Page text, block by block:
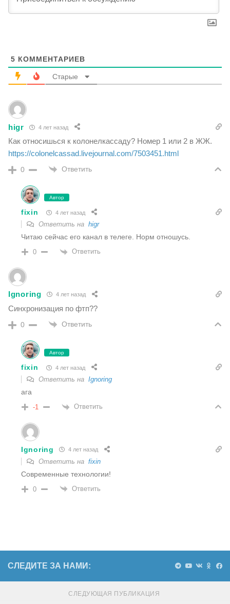
5 КОММЕНТАРИЕВ
Старые
higr 4 лет назад
Как относишься к колонелкассаду? Номер 1 или 2 в ЖЖ.
https://colonelcassad.livejournal.com/7503451.html
0 Ответить
Автор
fixin 4 лет назад
Ответить на higr
Читаю сейчас его канал в телеге. Норм отношусь.
0 Ответить
Ignoring 4 лет назад
Синхронизация по фтп??
0 Ответить
Автор
fixin 4 лет назад
Ответить на Ignoring
ага
-1 Ответить
Ignoring 4 лет назад
Ответить на fixin
Современные технологии!
0 Ответить
СЛЕДИТЕ ЗА НАМИ:
СЛЕДУЮЩАЯ ПУБЛИКАЦИЯ